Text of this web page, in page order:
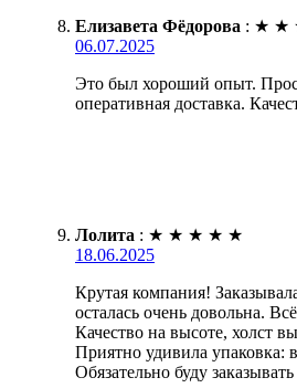
Елизавета Фёдорова : ★ ★
06.07.2025
Это был хороший опыт.
оперативная доставка.
Лолита : ★ ★ ★ ★ ★
18.06.2025
Крутая компания!
осталась очень довольна.
Качество на высоте, холст
Приятно удивила упаковка:
Обязательно буду